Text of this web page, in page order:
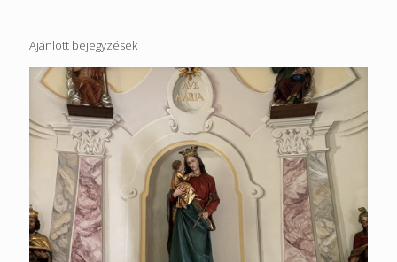
Ajánlott bejegyzések